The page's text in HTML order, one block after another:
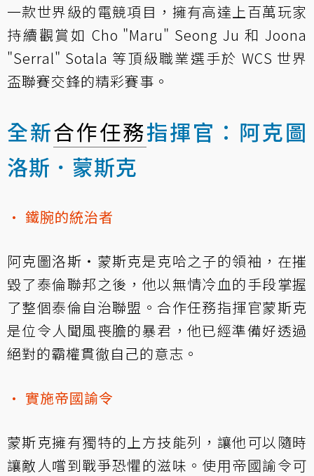
一款世界級的電競項目，擁有高達上百萬玩家
持續觀賞如 Cho "Maru" Seong Ju 和 Joona
"Serral" Sotala 等頂級職業選手於 WCS 世界
盃聯賽交鋒的精彩賽事。
全新合作任務指揮官：阿克圖
洛斯．蒙斯克
• 鐵腕的統治者
阿克圖洛斯‧蒙斯克是克哈之子的領袖，在摧
毀了泰倫聯邦之後，他以無情冷血的手段掌握
了整個泰倫自治聯盟。合作任務指揮官蒙斯克
是位令人聞風喪膽的暴君，他已經準備好透過
絕對的霸權貫徹自己的意志。
• 實施帝國諭令
蒙斯克擁有獨特的上方技能列，讓他可以隨時
讓敵人嚐到戰爭恐懼的滋味。使用帝國諭令可